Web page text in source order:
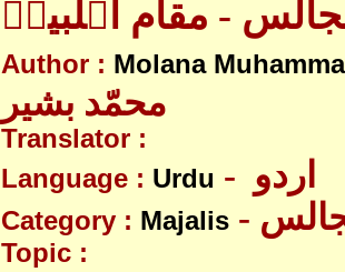
- مقام اہلبیتؑ
Author : Molana
محمّد بشیر
Translator :
Language : Urdu
Category : Majalis
Topic :